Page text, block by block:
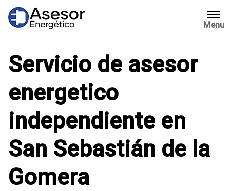
Saltar
contenido
Menu
Servicio de asesor
energetico
independiente en
San Sebastián de la
Gomera